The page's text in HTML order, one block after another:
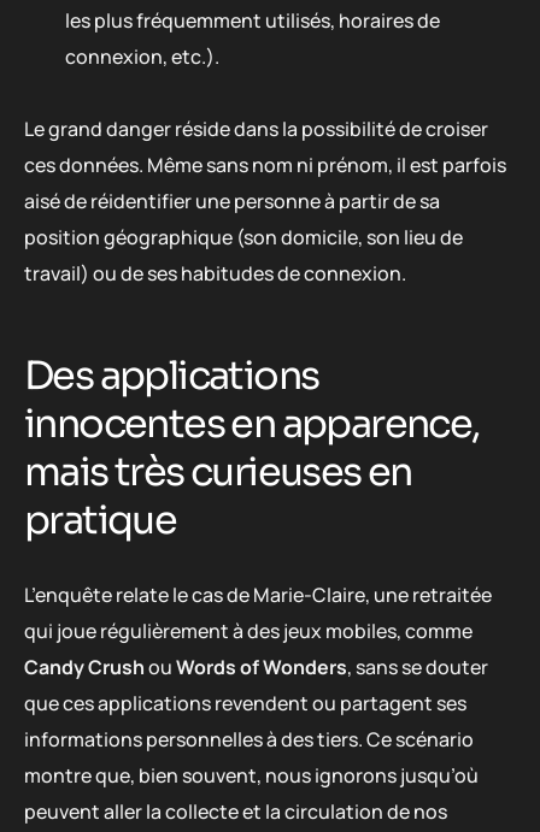
les plus fréquemment utilisés, horaires de
connexion, etc.).
Le grand danger réside dans la possibilité de croiser
ces données. Même sans nom ni prénom, il est parfois
aisé de réidentifier une personne à partir de sa
position géographique (son domicile, son lieu de
travail) ou de ses habitudes de connexion.
Des applications
innocentes en apparence,
mais très curieuses en
pratique
L’enquête relate le cas de Marie-Claire, une retraitée
qui joue régulièrement à des jeux mobiles, comme
Candy CrushouWords of Wonders, sans se douter
que ces applications revendent ou partagent ses
informations personnelles à des tiers. Ce scénario
montre que, bien souvent, nous ignorons jusqu’où
peuvent aller la collecte et la circulation de nos